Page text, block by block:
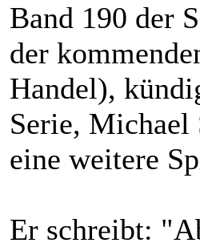
Band 190 der
der
Handel),
Serie, Michael
eine weitere
Er schreibt: